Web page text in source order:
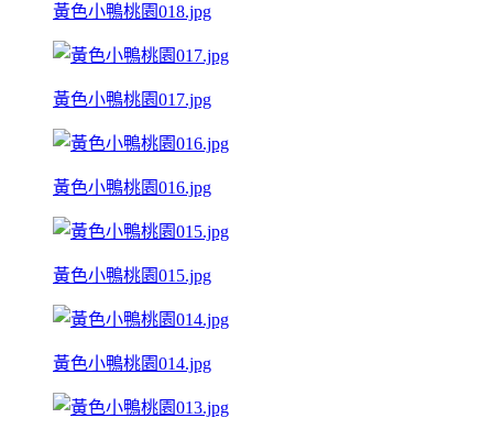
黃色小鴨桃園018.jpg
黃色小鴨桃園017.jpg
黃色小鴨桃園016.jpg
黃色小鴨桃園015.jpg
黃色小鴨桃園014.jpg